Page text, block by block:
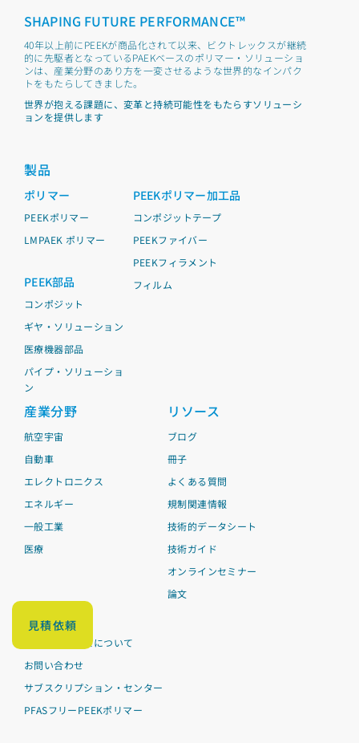
見積依頼
SHAPING FUTURE PERFORMANCE™
40年以上前にPEEKが商品化されて以来、ビクトレックスが継続
的に先駆者となっているPAEKベースのポリマー・ソリューショ
ンは、産業分野のあり方を一変させるような世界的なインパク
トをもたらしてきました。
世界が抱える課題に、変革と持続可能性をもたらすソリューシ
ョンを提供します
製品
ポリマー
PEEKポリマー
LMPAEK ポリマー
PEEK部品
コンポジット
ギヤ・ソリューション
医療機器部品
パイプ・ソリューショ
ン
PEEKポリマー加工品
コンポジットテープ
PEEKファイバー
PEEKフィラメント
フィルム
産業分野
航空宇宙
自動車
エレクトロニクス
エネルギー
一般工業
医療
リソース
ブログ
冊子
よくある質問
規制関連情報
技術的データシート
技術ガイド
オンラインセミナー
論文
リンク集
ビクトレックスについて
お問い合わせ
サブスクリプション・センター
PFASフリーPEEKポリマー